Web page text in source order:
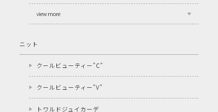
view more
ニット
クールビューティー"C"
クールビューティー"V"
トワルドジュイカーデ